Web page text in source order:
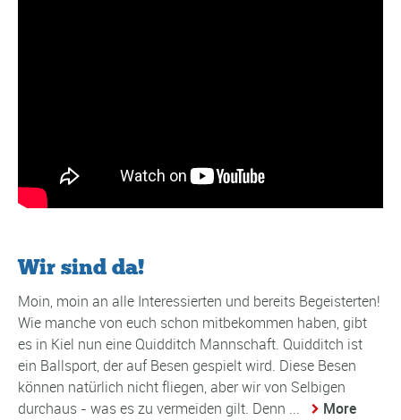
Wir sind da!
Moin, moin an alle Interessierten und bereits Begeisterten!
Wie manche von euch schon mitbekommen haben, gibt
es in Kiel nun eine Quidditch Mannschaft. Quidditch ist
ein Ballsport, der auf Besen gespielt wird. Diese Besen
können natürlich nicht fliegen, aber wir von Selbigen
durchaus - was es zu vermeiden gilt. Denn ...
More